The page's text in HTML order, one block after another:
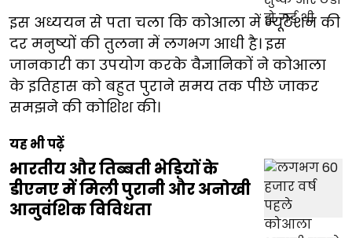
इस अध्ययन से पता चला कि कोआला में म्यूटेशन की
दर मनुष्यों की तुलना में लगभग आधी है। इस
जानकारी का उपयोग करके वैज्ञानिकों ने कोआला
के इतिहास को बहुत पुराने समय तक पीछे जाकर
समझने की कोशिश की।
यह भी पढ़ें
भारतीय और तिब्बती भेड़ियों के
डीएनए में मिली पुरानी और अनोखी
आनुवंशिक विविधता